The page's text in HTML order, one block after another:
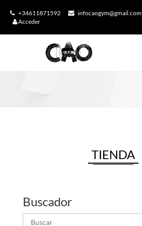
+34611871592 infocaogym@gmail.com
Acceder
TIENDA
Buscador